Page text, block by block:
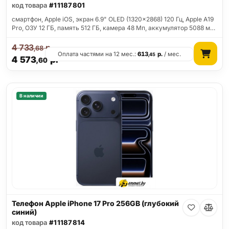
код товара #11187801
смартфон, Apple iOS, экран 6.9" OLED (1320x2868) 120 Гц, Apple A19
Pro, ОЗУ 12 ГБ, память 512 ГБ, камера 48 Мп, аккумулятор 5088 м…
4 573,60 р.
4 733,68р.
Оплата частями на 12 мес.:613,45 р./ мес.
В наличии
Телефон Apple iPhone 17 Pro 256GB (глубокий
синий)
код товара #11187814